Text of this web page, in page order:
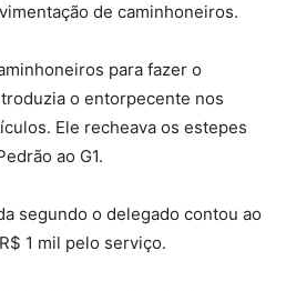
de caminhoneiros.
para fazer o
o entorpecente nos
Ele recheava os estepes
ao G1.
segundo o delegado contou ao
1 mil pelo serviço.